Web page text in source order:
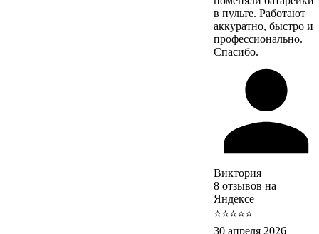
в пульте. Работают
аккуратно, быстро и
профессионально.
Спасибо.
Виктория
8 отзывов на
Яндексе
⭐⭐⭐⭐⭐
30 апреля 2026